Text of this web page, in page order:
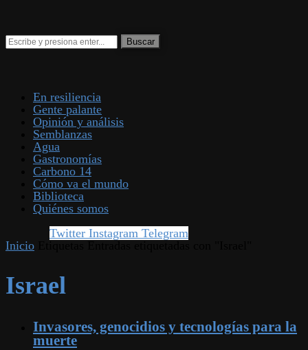
En resiliencia
Gente palante
Opinión y análisis
Semblanzas
Agua
Gastronomías
Carbono 14
Cómo va el mundo
Biblioteca
Quiénes somos
Twitter Instagram Telegram
Inicio
Israel
Invasores, genocidios y tecnologías para la
muerte